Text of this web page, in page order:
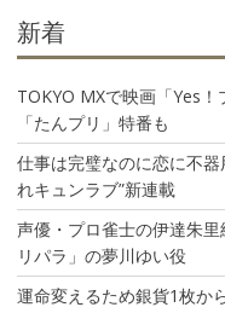
新着
TOKYO MXで映画「Yes
「たんプリ」特番も
仕事は完璧なのに恋に不
れキュンラブ”新連載
声優・プロ雀士の伊達朱
リパラ」の夢川ゆい役
運命変えるため銀貨1枚か